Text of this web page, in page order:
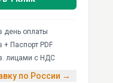
день оплаты
+ Паспорт PDF
лицами с НДС
по России →